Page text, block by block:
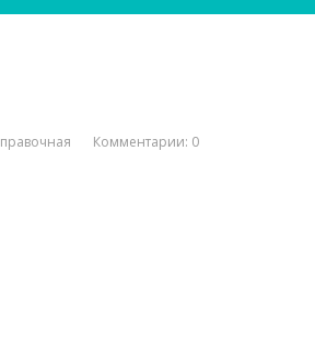
Комментарии: 0